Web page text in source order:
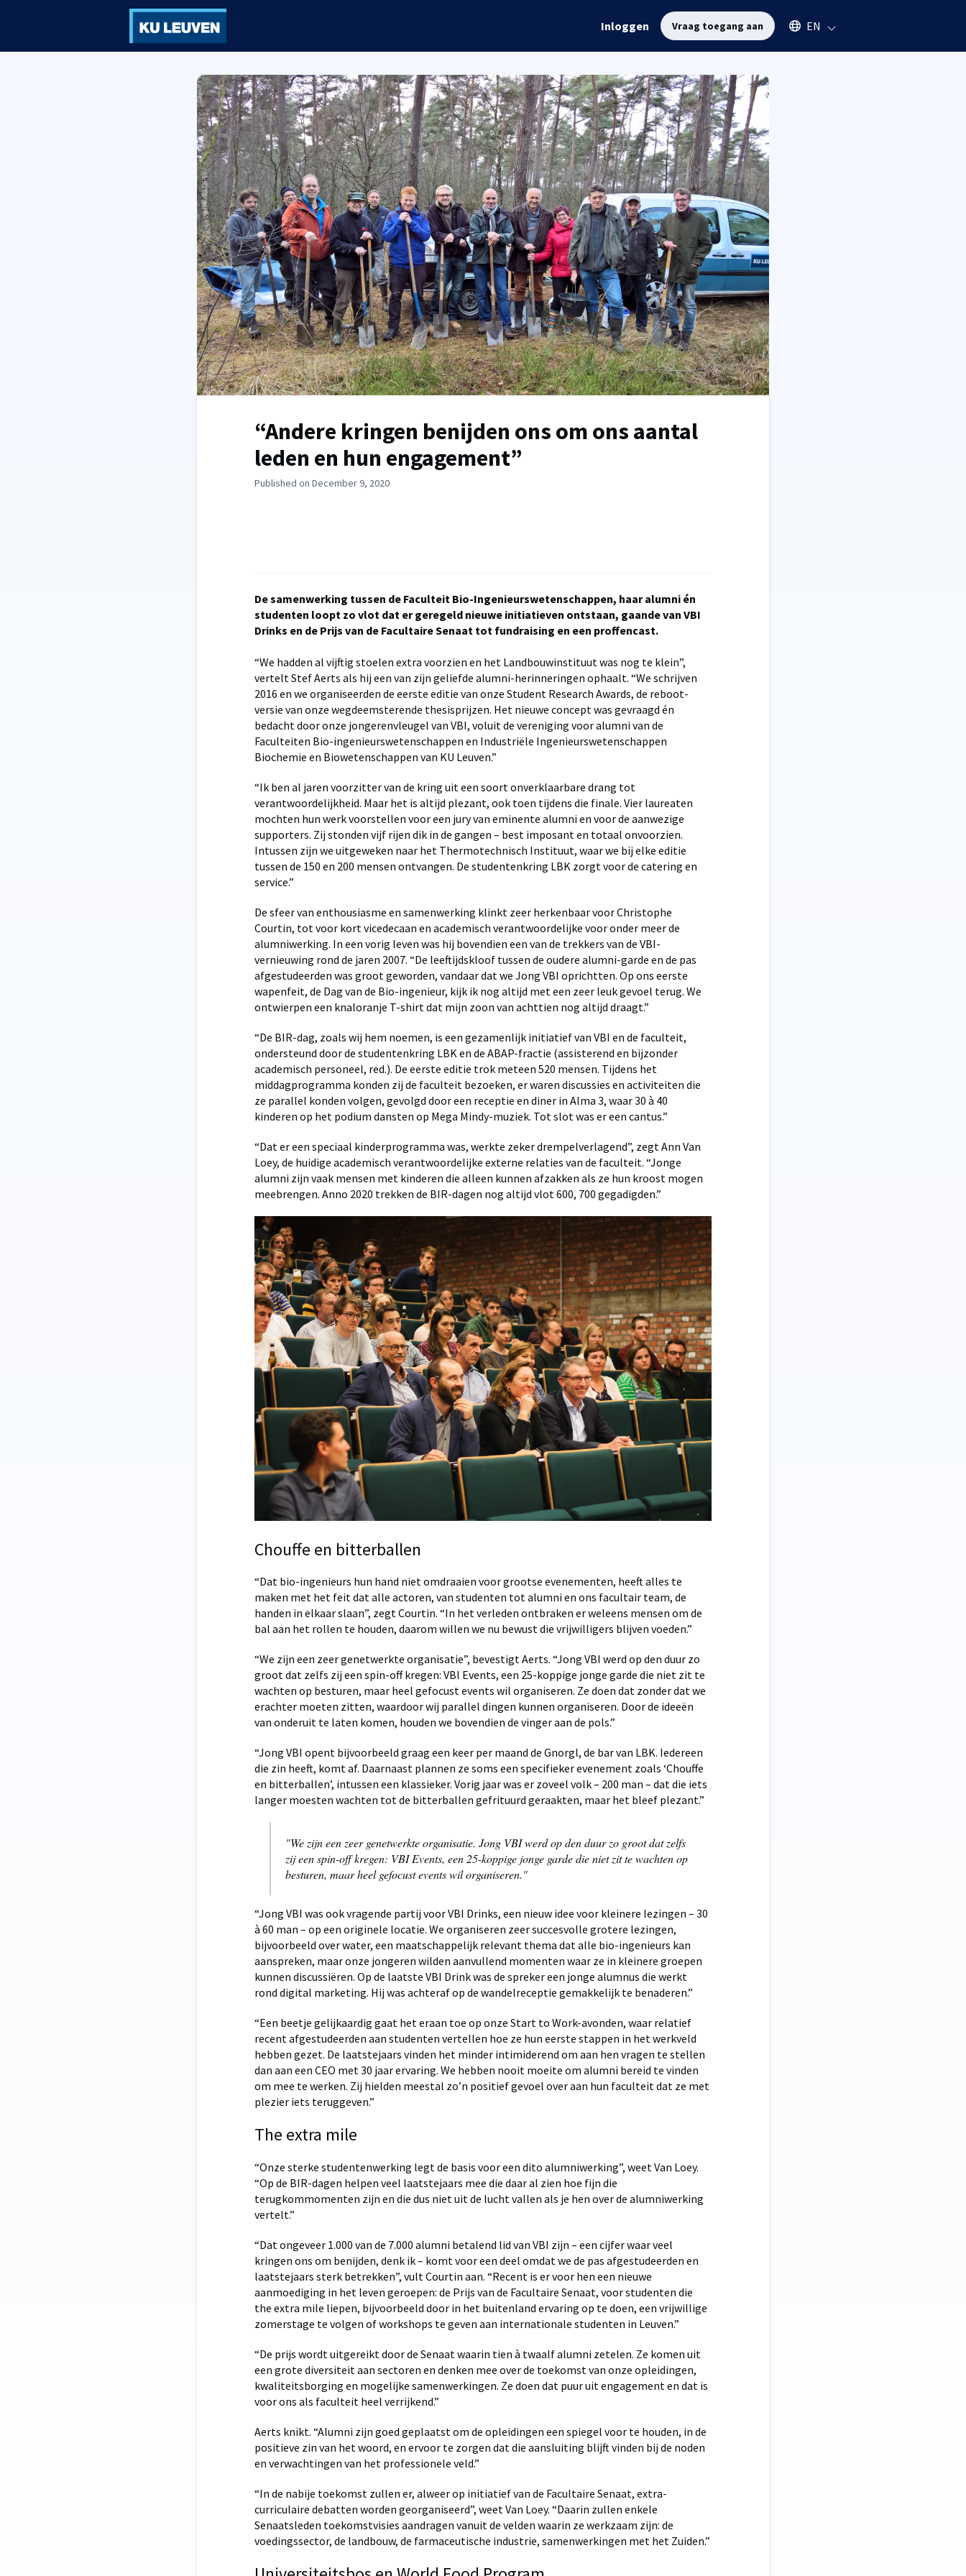
Vorming Voordelen Evenementen
Inloggen Vraag toegang aan Select an available language
EN
“Andere kringen benijden ons om ons aantal
leden en hun engagement”
Published on December 9, 2020
De samenwerking tussen de Faculteit Bio-Ingenieurswetenschappen, haar alumni én
studenten loopt zo vlot dat er geregeld nieuwe initiatieven ontstaan, gaande van VBI
Drinks en de Prijs van de Facultaire Senaat tot fundraising en een proffencast.
“We hadden al vijftig stoelen extra voorzien en het Landbouwinstituut was nog te klein”,
vertelt Stef Aerts als hij een van zijn geliefde alumni-herinneringen ophaalt. “We schrijven
2016 en we organiseerden de eerste editie van onze Student Research Awards, de reboot-
versie van onze wegdeemsterende thesisprijzen. Het nieuwe concept was gevraagd én
bedacht door onze jongerenvleugel van VBI, voluit de vereniging voor alumni van de
Faculteiten Bio-ingenieurswetenschappen en Industriële Ingenieurswetenschappen
Biochemie en Biowetenschappen van KU Leuven.”
“Ik ben al jaren voorzitter van de kring uit een soort onverklaarbare drang tot
verantwoordelijkheid. Maar het is altijd plezant, ook toen tijdens die finale. Vier laureaten
mochten hun werk voorstellen voor een jury van eminente alumni en voor de aanwezige
supporters. Zij stonden vijf rijen dik in de gangen – best imposant en totaal onvoorzien.
Intussen zijn we uitgeweken naar het Thermotechnisch Instituut, waar we bij elke editie
tussen de 150 en 200 mensen ontvangen. De studentenkring LBK zorgt voor de catering en
service.”
De sfeer van enthousiasme en samenwerking klinkt zeer herkenbaar voor Christophe
Courtin, tot voor kort vicedecaan en academisch verantwoordelijke voor onder meer de
alumniwerking. In een vorig leven was hij bovendien een van de trekkers van de VBI-
vernieuwing rond de jaren 2007. “De leeftijdskloof tussen de oudere alumni-garde en de pas
afgestudeerden was groot geworden, vandaar dat we Jong VBI oprichtten. Op ons eerste
wapenfeit, de Dag van de Bio-ingenieur, kijk ik nog altijd met een zeer leuk gevoel terug. We
ontwierpen een knaloranje T-shirt dat mijn zoon van achttien nog altijd draagt.”
“De BIR-dag, zoals wij hem noemen, is een gezamenlijk initiatief van VBI en de faculteit,
ondersteund door de studentenkring LBK en de ABAP-fractie (assisterend en bijzonder
academisch personeel, red.). De eerste editie trok meteen 520 mensen. Tijdens het
middagprogramma konden zij de faculteit bezoeken, er waren discussies en activiteiten die
ze parallel konden volgen, gevolgd door een receptie en diner in Alma 3, waar 30 à 40
kinderen op het podium dansten op Mega Mindy-muziek. Tot slot was er een cantus.”
“Dat er een speciaal kinderprogramma was, werkte zeker drempelverlagend”, zegt Ann Van
Loey, de huidige academisch verantwoordelijke externe relaties van de faculteit. “Jonge
alumni zijn vaak mensen met kinderen die alleen kunnen afzakken als ze hun kroost mogen
meebrengen. Anno 2020 trekken de BIR-dagen nog altijd vlot 600, 700 gegadigden.”
Chouffe en bitterballen
“Dat bio-ingenieurs hun hand niet omdraaien voor grootse evenementen, heeft alles te
maken met het feit dat alle actoren, van studenten tot alumni en ons facultair team, de
handen in elkaar slaan”, zegt Courtin. “In het verleden ontbraken er weleens mensen om de
bal aan het rollen te houden, daarom willen we nu bewust die vrijwilligers blijven voeden.”
“We zijn een zeer genetwerkte organisatie”, bevestigt Aerts. “Jong VBI werd op den duur zo
groot dat zelfs zij een spin-off kregen: VBI Events, een 25-koppige jonge garde die niet zit te
wachten op besturen, maar heel gefocust events wil organiseren. Ze doen dat zonder dat we
erachter moeten zitten, waardoor wij parallel dingen kunnen organiseren. Door de ideeën
van onderuit te laten komen, houden we bovendien de vinger aan de pols.”
“Jong VBI opent bijvoorbeeld graag een keer per maand de Gnorgl, de bar van LBK. Iedereen
die zin heeft, komt af. Daarnaast plannen ze soms een specifieker evenement zoals ‘Chouffe
en bitterballen’, intussen een klassieker. Vorig jaar was er zoveel volk – 200 man – dat die iets
langer moesten wachten tot de bitterballen gefrituurd geraakten, maar het bleef plezant.”
"We zijn een zeer genetwerkte organisatie. Jong VBI werd op den duur zo groot dat zelfs
zij een spin-off kregen: VBI Events, een 25-koppige jonge garde die niet zit te wachten op
besturen, maar heel gefocust events wil organiseren."
“Jong VBI was ook vragende partij voor VBI Drinks, een nieuw idee voor kleinere lezingen – 30
à 60 man – op een originele locatie. We organiseren zeer succesvolle grotere lezingen,
bijvoorbeeld over water, een maatschappelijk relevant thema dat alle bio-ingenieurs kan
aanspreken, maar onze jongeren wilden aanvullend momenten waar ze in kleinere groepen
kunnen discussiëren. Op de laatste VBI Drink was de spreker een jonge alumnus die werkt
rond digital marketing. Hij was achteraf op de wandelreceptie gemakkelijk te benaderen.”
“Een beetje gelijkaardig gaat het eraan toe op onze Start to Work-avonden, waar relatief
recent afgestudeerden aan studenten vertellen hoe ze hun eerste stappen in het werkveld
hebben gezet. De laatstejaars vinden het minder intimiderend om aan hen vragen te stellen
dan aan een CEO met 30 jaar ervaring. We hebben nooit moeite om alumni bereid te vinden
om mee te werken. Zij hielden meestal zo’n positief gevoel over aan hun faculteit dat ze met
plezier iets teruggeven.”
The extra mile
“Onze sterke studentenwerking legt de basis voor een dito alumniwerking”, weet Van Loey.
“Op de BIR-dagen helpen veel laatstejaars mee die daar al zien hoe fijn die
terugkommomenten zijn en die dus niet uit de lucht vallen als je hen over de alumniwerking
vertelt.”
“Dat ongeveer 1.000 van de 7.000 alumni betalend lid van VBI zijn – een cijfer waar veel
kringen ons om benijden, denk ik – komt voor een deel omdat we de pas afgestudeerden en
laatstejaars sterk betrekken”, vult Courtin aan. “Recent is er voor hen een nieuwe
aanmoediging in het leven geroepen: de Prijs van de Facultaire Senaat, voor studenten die
the extra mile liepen, bijvoorbeeld door in het buitenland ervaring op te doen, een vrijwillige
zomerstage te volgen of workshops te geven aan internationale studenten in Leuven.”
“De prijs wordt uitgereikt door de Senaat waarin tien à twaalf alumni zetelen. Ze komen uit
een grote diversiteit aan sectoren en denken mee over de toekomst van onze opleidingen,
kwaliteitsborging en mogelijke samenwerkingen. Ze doen dat puur uit engagement en dat is
voor ons als faculteit heel verrijkend.”
Aerts knikt. “Alumni zijn goed geplaatst om de opleidingen een spiegel voor te houden, in de
positieve zin van het woord, en ervoor te zorgen dat die aansluiting blijft vinden bij de noden
en verwachtingen van het professionele veld.”
“In de nabije toekomst zullen er, alweer op initiatief van de Facultaire Senaat, extra-
curriculaire debatten worden georganiseerd”, weet Van Loey. “Daarin zullen enkele
Senaatsleden toekomstvisies aandragen vanuit de velden waarin ze werkzaam zijn: de
voedingssector, de landbouw, de farmaceutische industrie, samenwerkingen met het Zuiden.”